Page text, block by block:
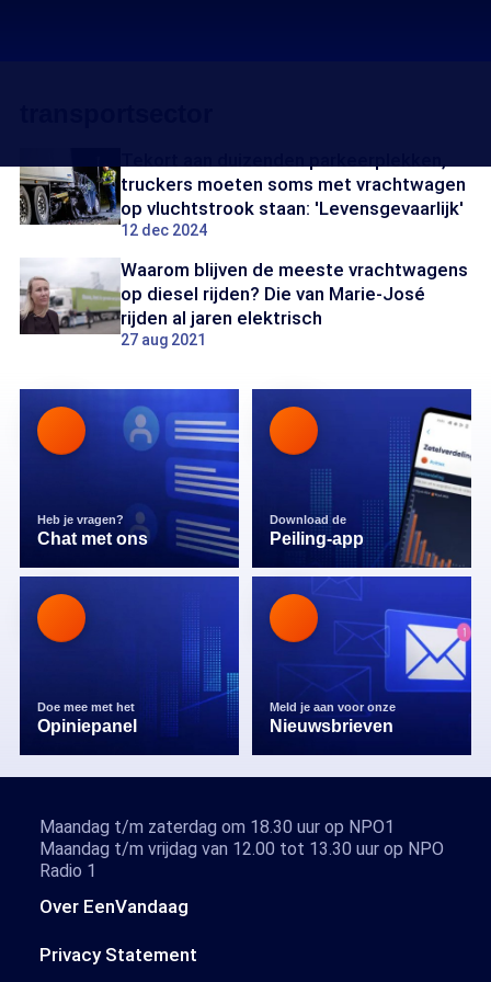
truckers moeten soms met vrachtwagen
op vluchtstrook staan: 'Levensgevaarlijk'
12 dec 2024
Waarom blijven de meeste vrachtwagens
op diesel rijden? Die van Marie-José
rijden al jaren elektrisch
27 aug 2021
Heb je vragen?
Chat met ons
Download de
Peiling-app
Doe mee met het
Opiniepanel
Meld je aan voor onze
Nieuwsbrieven
Over EenVandaag
Privacy Statement
Maandag t/m zaterdag om 18.30 uur op NPO1
Maandag t/m vrijdag van 12.00 tot 13.30 uur op NPO
Radio 1